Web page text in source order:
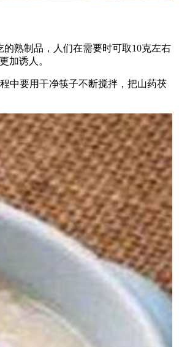
熟制品，人们在需要时可取10克左右
加诱人。
中要用干净筷子不断搅拌，把山药茯